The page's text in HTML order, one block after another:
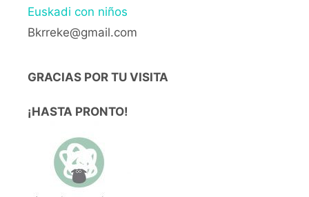
Euskadi con niños
Bkrreke@gmail.com
GRACIAS POR TU VISITA
¡HASTA PRONTO!